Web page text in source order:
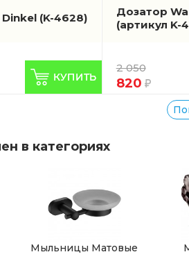
(K-4628)
Дозатор
(артикул K-
2 050
820
в категориях
Мыльницы Матовые